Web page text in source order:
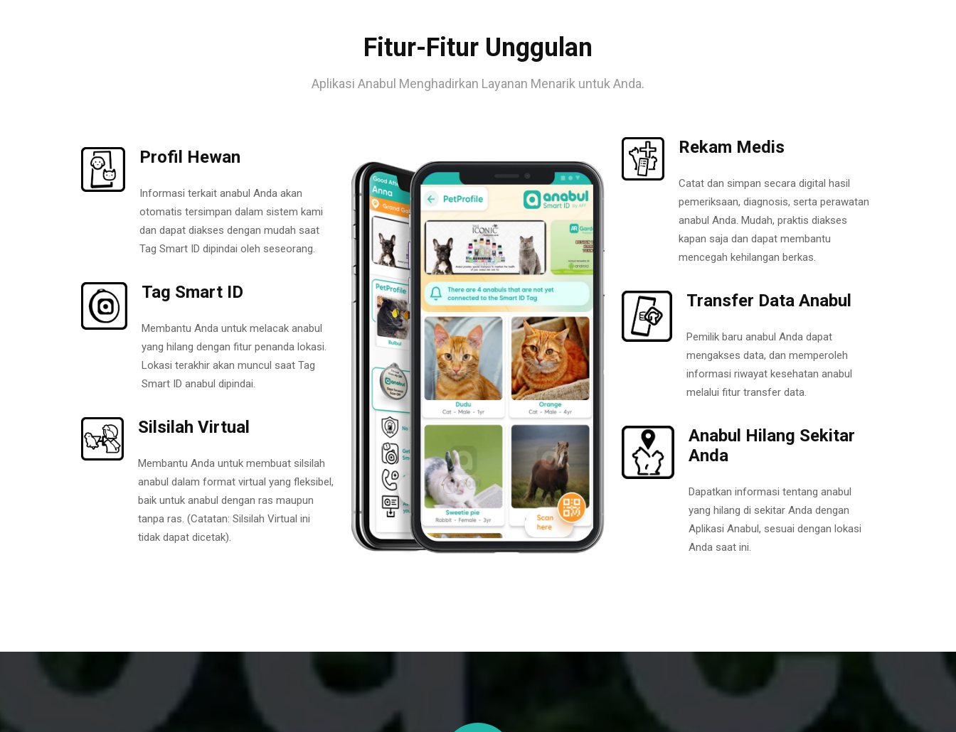
Fitur-Fitur Unggulan
Aplikasi Anabul Menghadirkan Layanan Menarik untuk Anda.
Profil Hewan
Informasi terkait anabul Anda akan
otomatis tersimpan dalam sistem kami
dan dapat diakses dengan mudah saat
Tag Smart ID dipindai oleh seseorang.
Tag Smart ID
Membantu Anda untuk melacak anabul
yang hilang dengan fitur penanda lokasi.
Lokasi terakhir akan muncul saat Tag
Smart ID anabul dipindai.
Silsilah Virtual
Membantu Anda untuk membuat silsilah
anabul dalam format virtual yang fleksibel,
baik untuk anabul dengan ras maupun
tanpa ras. (Catatan: Silsilah Virtual ini
tidak dapat dicetak).
Rekam Medis
Catat dan simpan secara digital hasil
pemeriksaan, diagnosis, serta perawatan
anabul Anda. Mudah, praktis diakses
kapan saja dan dapat membantu
mencegah kehilangan berkas.
Transfer Data Anabul
Pemilik baru anabul Anda dapat
mengakses data, dan memperoleh
informasi riwayat kesehatan anabul
melalui fitur transfer data.
Anabul Hilang Sekitar
Anda
Dapatkan informasi tentang anabul
yang hilang di sekitar Anda dengan
Aplikasi Anabul, sesuai dengan lokasi
Anda saat ini.